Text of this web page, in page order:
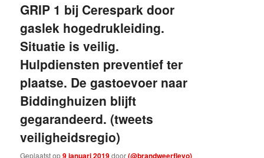
GRIP 1 bij Cerespark door
gaslek hogedrukleiding.
Situatie is veilig.
Hulpdiensten preventief ter
plaatse. De gastoevoer naar
Biddinghuizen blijft
gegarandeerd. (tweets
veiligheidsregio)
Geplaatst op9 januari 2019door(@brandweerflevo)